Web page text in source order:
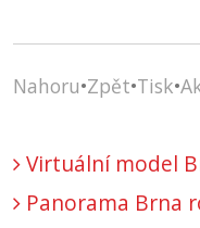
Nahoru•Zpět•Tisk•
Virtuální model
Panorama Brna